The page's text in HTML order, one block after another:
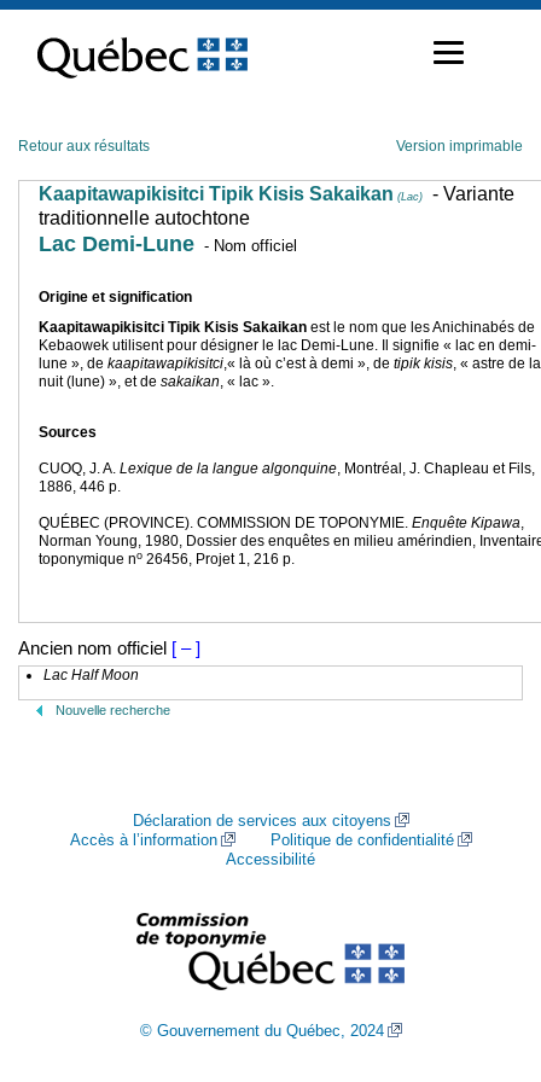
contenu
Retour aux résultats Version imprimable
Kaapitawapikisitci Tipik Kisis Sakaikan (Lac)
- Variante
traditionnelle autochtone
Lac Demi-Lune - Nom officiel
Origine et signification
Kaapitawapikisitci Tipik Kisis Sakaikan est le nom que les Anichinabés de
Kebaowek utilisent pour désigner le lac Demi-Lune. Il signifie « lac en demi-
lune », de kaapitawapikisitci,« là où c’est à demi », de tipik kisis, « astre de la
nuit (lune) », et de sakaikan, « lac ».
Sources
CUOQ, J. A. Lexique de la langue algonquine, Montréal, J. Chapleau et Fils,
1886, 446 p.
QUÉBEC (PROVINCE). COMMISSION DE TOPONYMIE. Enquête Kipawa,
Norman Young, 1980, Dossier des enquêtes en milieu amérindien,
toponymique no 26456, Projet 1, 216 p.
Ancien nom officiel [ – ]
Lac Half Moon
Nouvelle recherche
Déclaration de services aux citoyens
Accès à l’information
Politique de confidentialité
Accessibilité
© Gouvernement du Québec, 2024